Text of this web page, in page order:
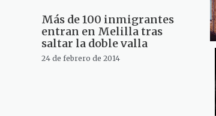
Más de 100 inmigrantes
entran en Melilla tras
saltar la doble valla
24 de febrero de 2014